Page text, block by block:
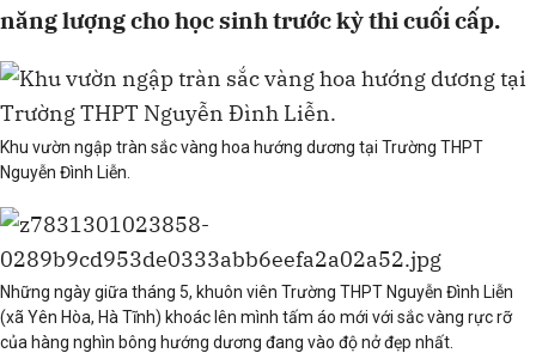
năng lượng cho học sinh trước kỳ thi cuối cấp.
Khu vườn ngập tràn sắc vàng hoa hướng dương tại Trường THPT
Nguyễn Đình Liễn.
Những ngày giữa tháng 5, khuôn viên Trường THPT Nguyễn Đình Liễn
(xã Yên Hòa, Hà Tĩnh) khoác lên mình tấm áo mới với sắc vàng rực rỡ
của hàng nghìn bông hướng dương đang vào độ nở đẹp nhất.